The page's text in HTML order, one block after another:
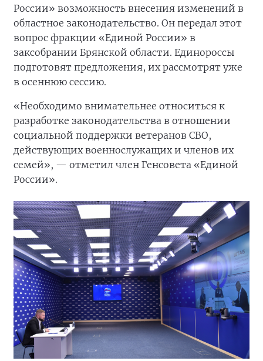
России» возможность внесения изменений в
областное законодательство. Он передал этот
вопрос фракции «Единой России» в
заксобрании Брянской области. Единороссы
подготовят предложения, их рассмотрят уже
в осеннюю сессию.
«Необходимо внимательнее относиться к
разработке законодательства в отношении
социальной поддержки ветеранов СВО,
действующих военнослужащих и членов их
семей», — отметил член Генсовета «Единой
России».